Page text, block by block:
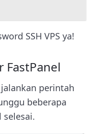
SSH VPS ya!
FastPanel
perintah
beberapa